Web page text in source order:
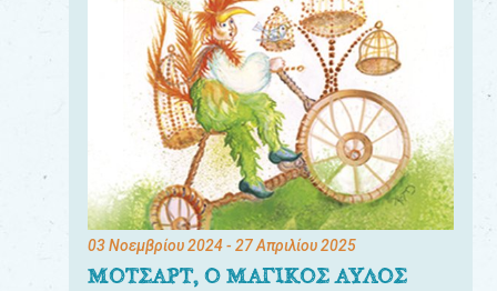
03 Νοεμβρίου 2024- 27 Απριλίου 2025
ΜΟΤΣΑΡΤ, Ο ΜΑΓΙΚΟΣ ΑΥΛΟΣ